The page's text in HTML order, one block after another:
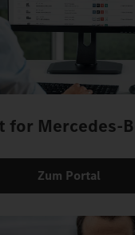
for Mercedes-
Zum Portal